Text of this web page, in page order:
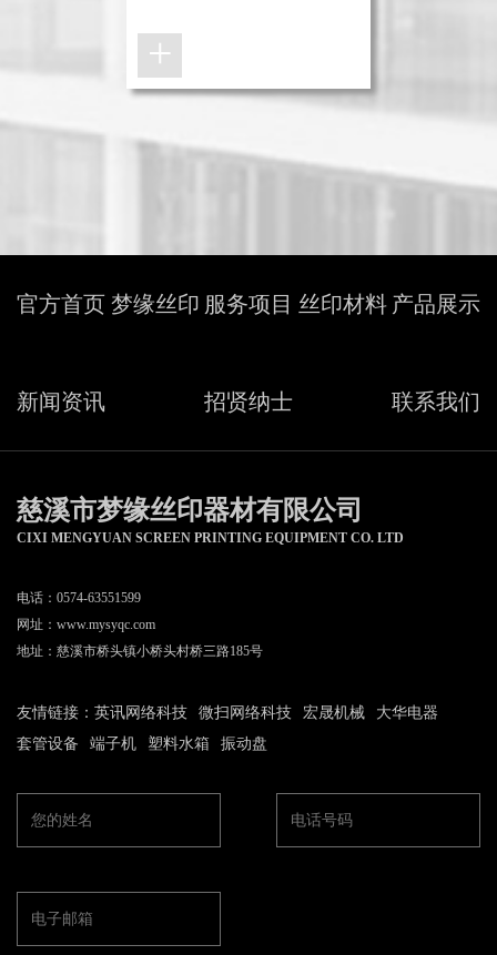
+
+
+
+
+
官方首页 梦缘丝印 服务项目 丝印材料 产品展示
新闻资讯 招贤纳士 联系我们
慈溪市梦缘丝印器材有限公司
CIXI MENGYUAN SCREEN PRINTING EQUIPMENT CO. LTD
电话：0574-63551599
网址： www.mysyqc.com
地址：慈溪市桥头镇小桥头村桥三路185号
友情链接： 英讯网络科技 微扫网络科技 宏晟机械
大华电器
套管设备
端子机 塑料水箱 振动盘